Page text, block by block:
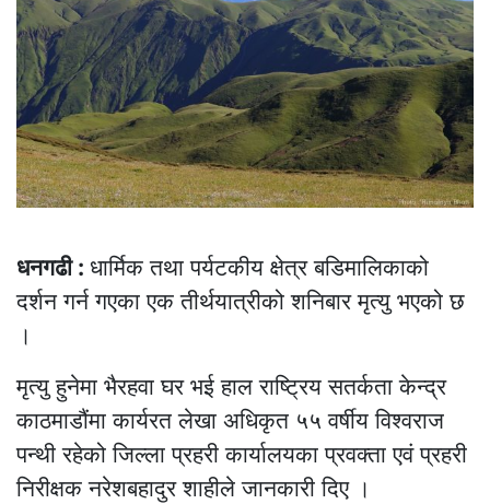
धनगढी : धार्मिक तथा पर्यटकीय क्षेत्र बडिमालिकाको
दर्शन गर्न गएका एक तीर्थयात्रीको शनिबार मृत्यु भएको छ
।
मृत्यु हुनेमा भैरहवा घर भई हाल राष्ट्रिय सतर्कता केन्द्र
काठमाडौंमा कार्यरत लेखा अधिकृत ५५ वर्षीय विश्वराज
पन्थी रहेको जिल्ला प्रहरी कार्यालयका प्रवक्ता एवं प्रहरी
निरीक्षक नरेशबहादुर शाहीले जानकारी दिए ।